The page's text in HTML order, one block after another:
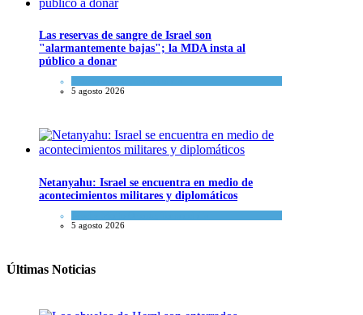
Las reservas de sangre de Israel son
"alarmantemente bajas"; la MDA insta al
público a donar
5 agosto 2026
Netanyahu: Israel se encuentra en medio de
acontecimientos militares y diplomáticos
5 agosto 2026
Últimas Noticias